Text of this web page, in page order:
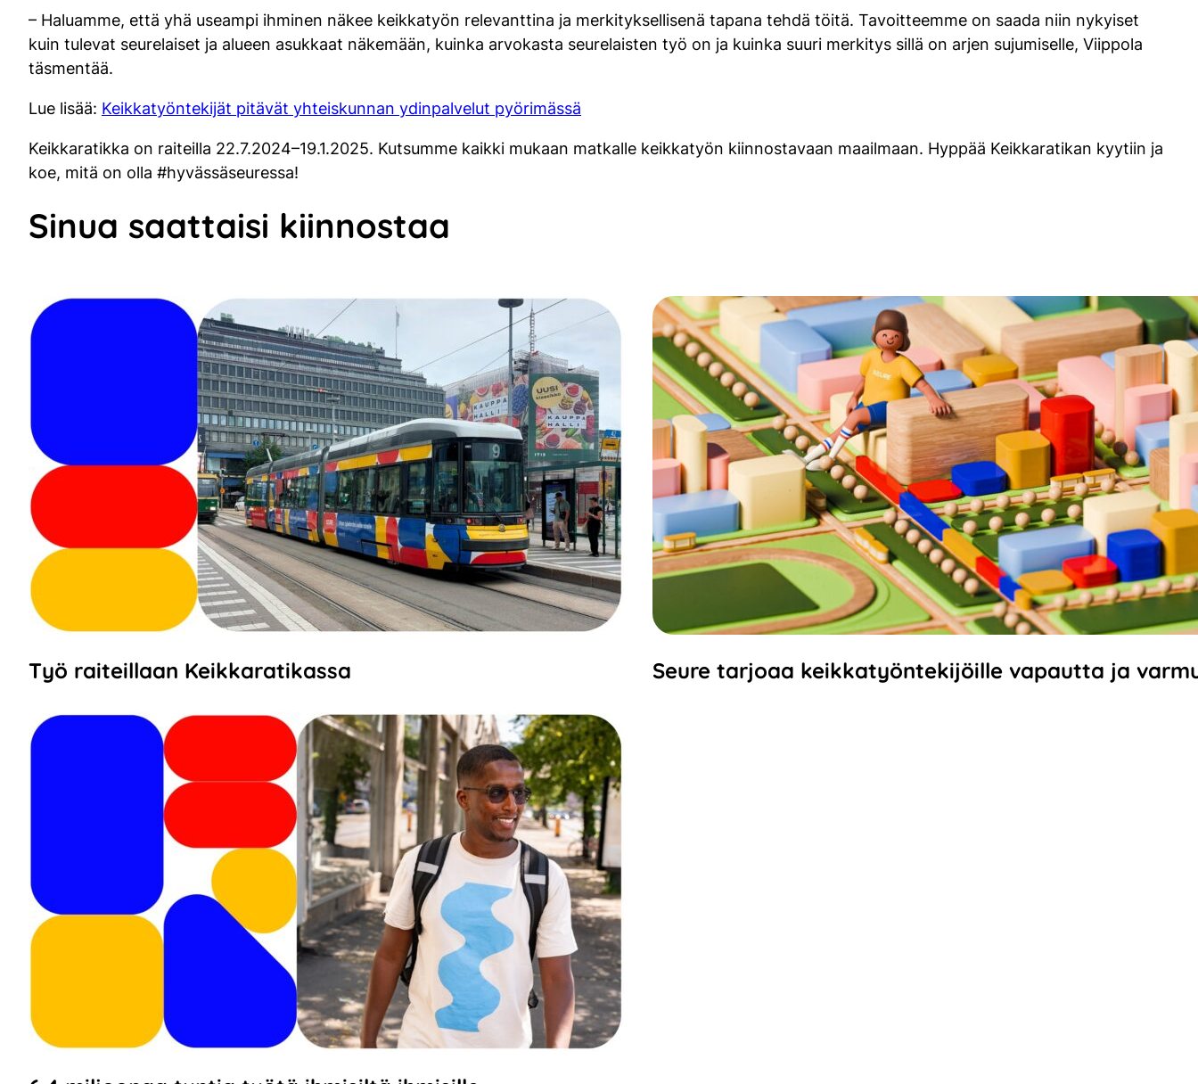
– Haluamme, että yhä useampi ihminen näkee keikkatyön relevanttina ja merkityksellisenä tapana tehdä töitä. Tavoitteemme on saada niin nykyiset
kuin tulevat seurelaiset ja alueen asukkaat näkemään, kuinka arvokasta seurelaisten työ on ja kuinka suuri merkitys sillä on arjen sujumiselle, Viippola
täsmentää.
Lue lisää: Keikkatyöntekijät pitävät yhteiskunnan ydinpalvelut pyörimässä
Keikkaratikka on raiteilla 22.7.2024–19.1.2025. Kutsumme kaikki mukaan matkalle keikkatyön kiinnostavaan maailmaan. Hyppää Keikkaratikan kyytiin ja
koe, mitä on olla #hyvässäseuressa!
Sinua saattaisi kiinnostaa
Työ raiteillaan Keikkaratikassa Seure tarjoaa keikkatyöntekijöille vapautta ja